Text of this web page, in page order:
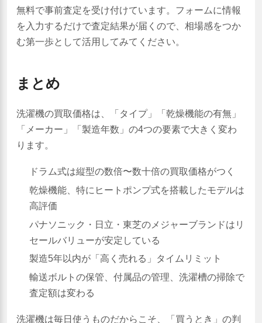
無料で事前査定を受け付けています。フォームに情報
を入力するだけで査定結果が届くので、相場感をつか
む第一歩として活用してみてください。
まとめ
洗濯機の買取価格は、「タイプ」「乾燥機能の有無」
「メーカー」「製造年数」の4つの要素で大きく変わ
ります。
ドラム式は縦型の数倍〜数十倍の買取価格がつく
乾燥機能、特にヒートポンプ式を搭載したモデルは
高評価
パナソニック・日立・東芝のメジャーブランドはリ
セールバリューが安定している
製造5年以内が「高く売れる」タイムリミット
輸送ボルトの保管、付属品の管理、洗濯槽の掃除で
査定額は変わる
洗濯機は毎日使うものだからこそ、「買うとき」の判